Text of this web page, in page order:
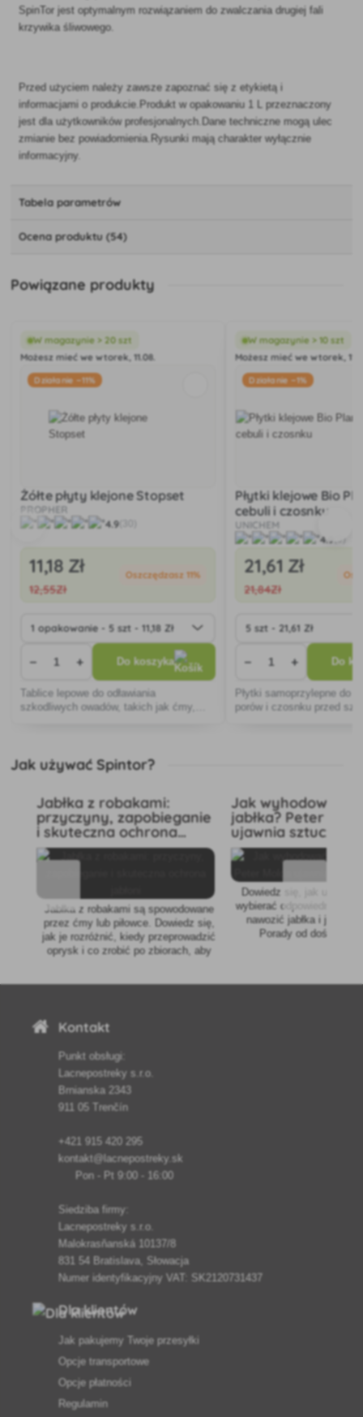
SpinTor jest optymalnym rozwiązaniem do zwalczania drugiej fali
krzywika śliwowego.
Przed użyciem należy zawsze zapoznać się z etykietą i
informacjami o produkcie.Produkt w opakowaniu 1 L przeznaczony
jest dla użytkowników profesjonalnych.Dane techniczne mogą ulec
zmianie bez powiadomienia.Rysunki mają charakter wyłącznie
informacyjny.
Tabela parametrów
Ocena produktu (54)
Powiązane produkty
W magazynie > 20 szt
Możesz mieć we wtorek, 11.08.
Działanie −11%
Żółte płyty klejone Stopset
PROPHER
4.9(30)
11,18 Zł
12,55Zł
Oszczędzasz 11%
− + Do koszyka
Tablice lepowe do odławiania
szkodliwych owadów, takich jak ćmy,
W magazynie > 10 szt
Możesz mieć we wtorek,
Działanie −1%
Płytki klejowe Bio
cebuli i czosnku
UNICHEM
4.9
(9)
21,61 Zł
21,84Zł
− + Do
Płytki samoprzylepne do
porów i czosnku przed
Jak używać Spintor?
Jabłka z robakami:
przyczyny, zapobieganie
i skuteczna ochrona
jabłoni
Jabłka z robakami są spowodowane
przez ćmy lub piłowce. Dowiedz się,
jak je rozróżnić, kiedy przeprowadzić
oprysk i co zrobić po zbiorach, aby
Jak wyhodować
jabłka? Peter
ujawnia sztuczki z
Dowiedz się, jak
wybierać odpowiednie
nawozić jabłka i jak je
Porady od
Kontakt
Punkt obsługi:
Lacnepostreky s.r.o.
Brnianska 2343
911 05 Trenčín
+421 915 420 295
kontakt@lacnepostreky.sk
Pon - Pt 9:00 - 16:00
Siedziba firmy:
Lacnepostreky s.r.o.
Malokrasňanská 10137/8
831 54 Bratislava, Słowacja
Numer identyfikacyjny VAT: SK2120731437
Dla klientów
Jak pakujemy Twoje przesyłki
Opcje transportowe
Opcje płatności
Regulamin